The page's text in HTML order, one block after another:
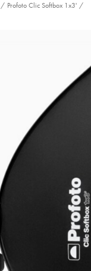
Profoto Clic Softbox 1x3'